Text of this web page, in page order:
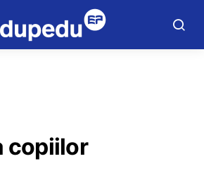
copiilor